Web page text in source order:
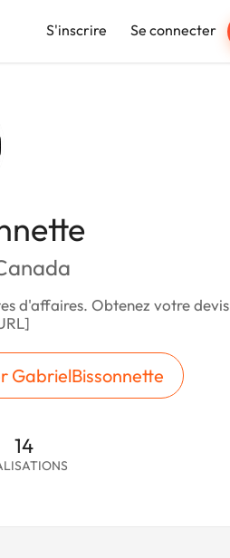
S'inscrire Se connecter
d'affaires. Obtenez votre devis
GabrielBissonnette
14